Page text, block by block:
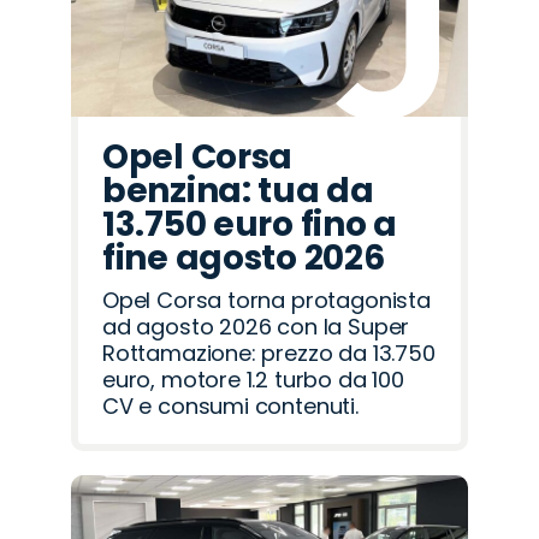
Opel Corsa
benzina: tua da
13.750 euro fino a
fine agosto 2026
Opel Corsa torna protagonista
ad agosto 2026 con la Super
Rottamazione: prezzo da 13.750
euro, motore 1.2 turbo da 100
CV e consumi contenuti.